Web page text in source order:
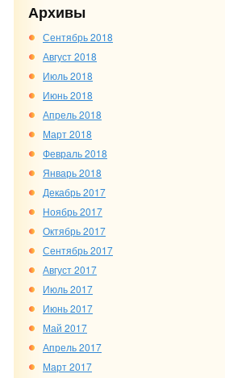
Архивы
Сентябрь 2018
Август 2018
Июль 2018
Июнь 2018
Апрель 2018
Март 2018
Февраль 2018
Январь 2018
Декабрь 2017
Ноябрь 2017
Октябрь 2017
Сентябрь 2017
Август 2017
Июль 2017
Июнь 2017
Май 2017
Апрель 2017
Март 2017